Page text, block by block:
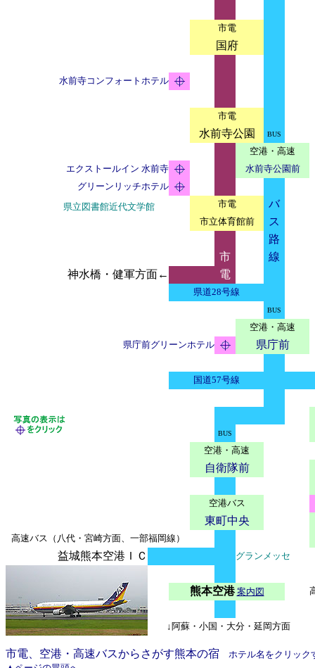
市電
国府
水前寺コンフォートホテル
市電
水前寺公園 BUS
空港・高速
エクストールイン 水前寺
水前寺公園前
グリーンリッチホテル
県立図書館近代文学館
市電 バ
市立体育館前
ス
路
市
線
神水橋・健軍方面←
電
県道28号線
BUS
空港・高速
県庁前グリーンホテル
県庁前
国道57号線
BUS
空港・高速
自衛隊前
空港バス
東町中央
高速バス（八代・宮崎方面、一部福岡線）
益城熊本空港ＩＣ グランメッセ
熊本空港 案内図
↓阿蘇・小国・大分・延岡方面
市電、空港・高速バスからさがす熊本の宿 ホテル名をクリック